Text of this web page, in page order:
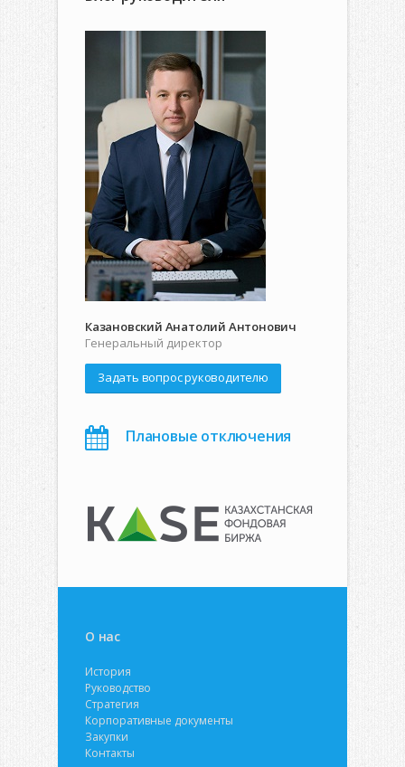
Казановский Анатолий Антонович
Генеральный директор
Задать вопрос руководителю
Плановые отключения
О нас
История
Руководство
Стратегия
Корпоративные документы
Закупки
Контакты